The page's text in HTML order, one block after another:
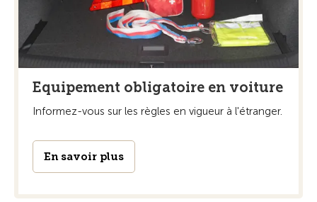
Equipement obligatoire en voiture
Informez-vous sur les règles en vigueur à l'étranger.
En savoir plus